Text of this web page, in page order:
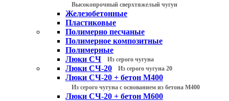
Высокопрочный сверхтяжелый чугун
Железобетонные
Пластиковые
Полимерно песчаные
Полимерное композитные
Полимерные
Люки СЧ
Из серого чугуна
Люки СЧ-20 Из серого чугуна 20
Люки СЧ-20 + бетон М400
Из серого чугуна с основанием из бетона М400
Люки СЧ-20 + бетон М600